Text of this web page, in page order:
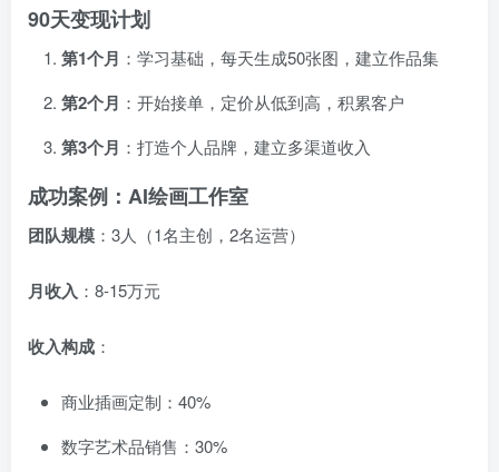
90天变现计划
第1个月 ：学习基础，每天生成50张图，建立作品集
第2个月 ：开始接单，定价从低到高，积累客户
第3个月 ：打造个人品牌，建立多渠道收入
成功案例：AI绘画工作室
团队规模 ：3人（1名主创，2名运营）
月收入 ：8-15万元
收入构成 ：
商业插画定制：40%
数字艺术品销售：30%